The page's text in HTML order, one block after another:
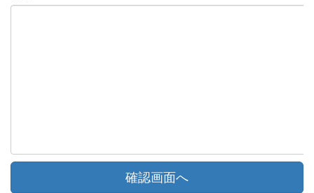
確認画面へ